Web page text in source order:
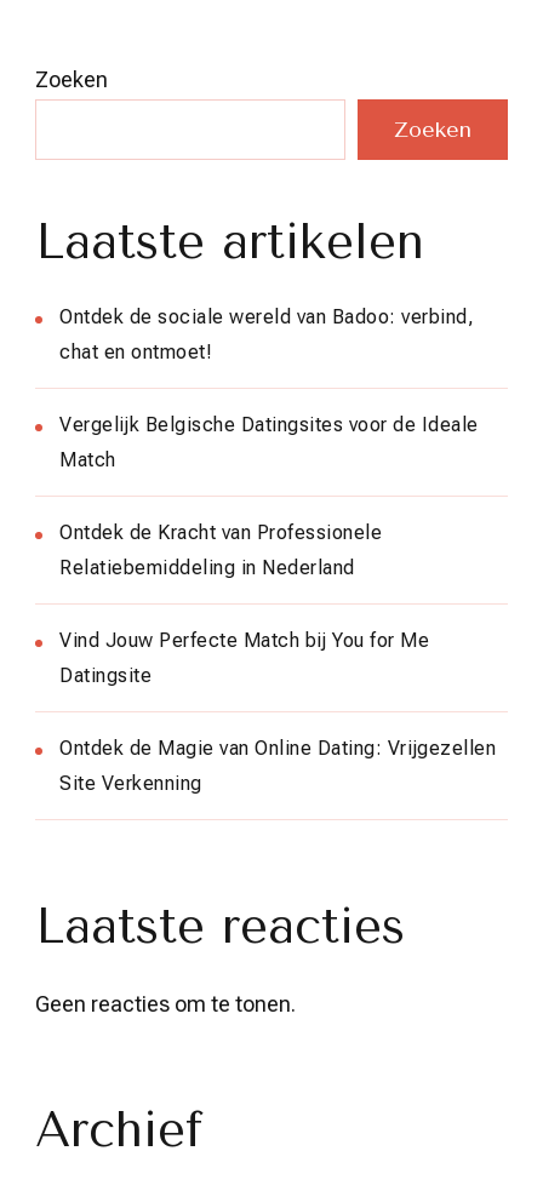
Zoeken
Zoeken
Laatste artikelen
Ontdek de sociale wereld van Badoo: verbind,
chat en ontmoet!
Vergelijk Belgische Datingsites voor de Ideale
Match
Ontdek de Kracht van Professionele
Relatiebemiddeling in Nederland
Vind Jouw Perfecte Match bij You for Me
Datingsite
Ontdek de Magie van Online Dating: Vrijgezellen
Site Verkenning
Laatste reacties
Geen reacties om te tonen.
Archief